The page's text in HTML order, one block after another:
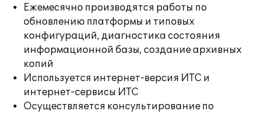
Ежемесячно производятся работы по
обновлению платформы и типовых
конфигураций, диагностика состояния
информационной базы, создание архивных
копий
Используется интернет-версия ИТС и
интернет-сервисы ИТС
Осуществляется консультирование по